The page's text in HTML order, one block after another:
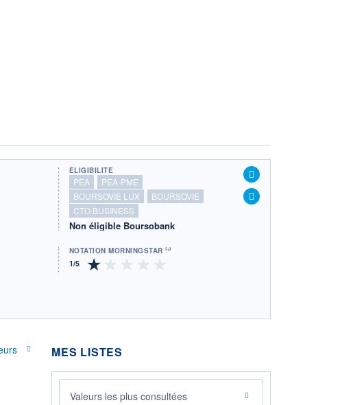
ÉLIGIBILITÉ
PEA
PEA-PME
BOURSOVIE LUX
BOURSOVIE
CTO BUSINESS
Non éligible Boursobank
NOTATION MORNINGSTAR ⁽¹⁾
MES LISTES
Valeurs les plus consultées